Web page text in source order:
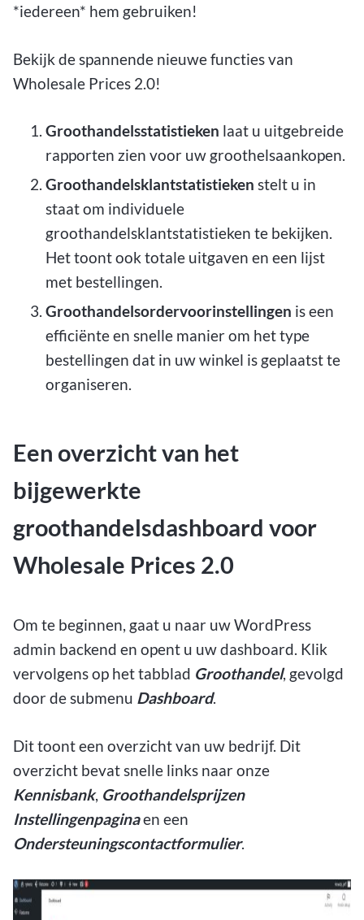
*iedereen* hem gebruiken!
Bekijk de spannende nieuwe functies van
Wholesale Prices 2.0!
Groothandelsstatistieken laat u uitgebreide
rapporten zien voor uw groothelsaankopen.
Groothandelsklantstatistieken stelt u in
staat om individuele
groothandelsklantstatistieken te bekijken.
Het toont ook totale uitgaven en een lijst
met bestellingen.
Groothandelsordervoorinstellingen is een
efficiënte en snelle manier om het type
bestellingen dat in uw winkel is geplaatst te
organiseren.
Een overzicht van het
bijgewerkte
groothandelsdashboard voor
Wholesale Prices 2.0
Om te beginnen, gaat u naar uw WordPress
admin backend en opent u uw dashboard. Klik
vervolgens op het tabblad Groothandel, gevolgd
door de submenu Dashboard.
Dit toont een overzicht van uw bedrijf. Dit
overzicht bevat snelle links naar onze
Kennisbank, Groothandelsprijzen
Instellingenpaginaen een
Ondersteuningscontactformulier.